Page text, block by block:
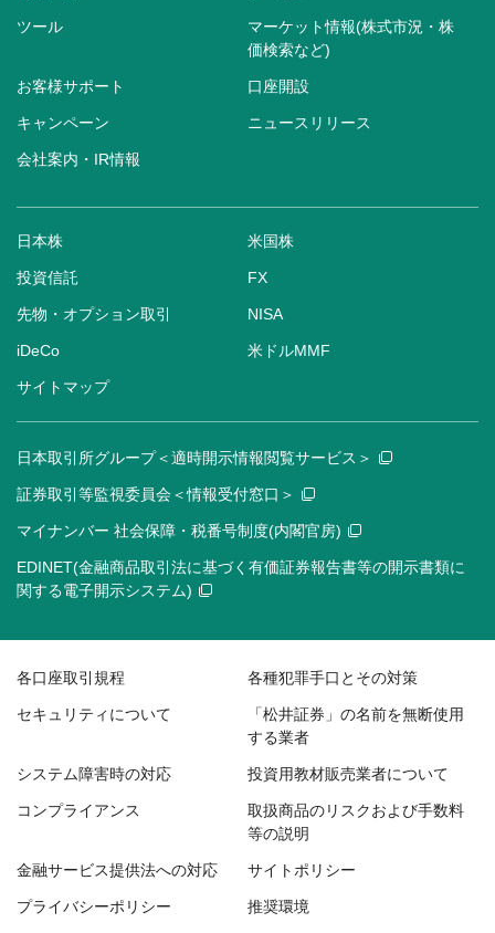
ツール
マーケット情報(株式市況・株
価検索など)
お客様サポート 口座開設
キャンペーン ニュースリリース
会社案内・IR情報
日本株 米国株
投資信託 FX
先物・オプション取引 NISA
iDeCo 米ドルMMF
サイトマップ
日本取引所グループ＜適時開示情報閲覧サービス＞
証券取引等監視委員会＜情報受付窓口＞
マイナンバー 社会保障・税番号制度(内閣官房)
EDINET(金融商品取引法に基づく有価証券報告書等の開示書類に
関する電子開示システム)
各口座取引規程 各種犯罪手口とその対策
セキュリティについて
「松井証券」の名前を無断使用
する業者
システム障害時の対応 投資用教材販売業者について
コンプライアンス
取扱商品のリスクおよび手数料
等の説明
金融サービス提供法への対応 サイトポリシー
プライバシーポリシー 推奨環境